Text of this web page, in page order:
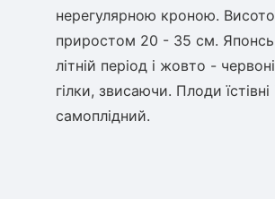
нерегулярною кроною.
приростом 20 - 35 см.
літній період і жовто -
гілки, звисаючи. Плоди
самоплідний.